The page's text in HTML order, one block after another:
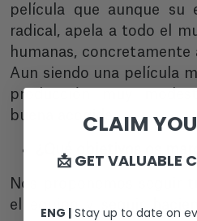
película que aunque su
radical, apela a todo el
humanas, concretamente
Aun siendo una película
producción muy
buena acogida.
¿Qué objetivos os
Nos proponemos seguir
el equipo y seguir
CLAIM
📩 GET VALUABLE
ENG | Stay up to date on